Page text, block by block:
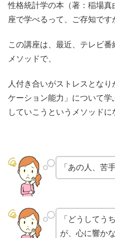
性格統計学の本（著：稲場
座で学べるって、ご存知です
この講座は、最近、テレビ
メソッドで、
人付き合いがストレスとな
ケーション能力」について
していこうというメソッドに
「あの人、苦
「どうしてう
が、心に響か